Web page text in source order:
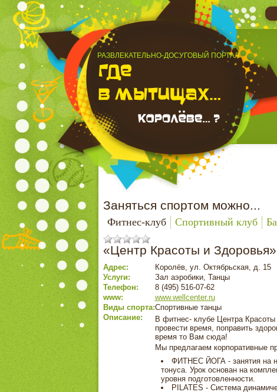
РАЗВЛЕКАТЕЛЬНО-ДОСУГОВЫЙ ПОРТАЛ
Заняться спортом можно...
Фитнес-клуб Спортивный клуб
«Центр Красоты и Здоровья»
Адрес: Королёв, ул. Октябрьская, д. 15
Услуги:
Зал аэробики, Танцы
Телефон:
8 (495) 516-07-62
www:
www.wellcenter.ru
Виды спорта:Спортивные танцы
Описание:
В фитнес- клубе Центра
провести время, поправить
время то Вам сюда!
Мы предлагаем корпоративные
ФИТНЕС ЙОГА - занятия на
тонуса. Урок основан на
уровня подготовленности.
PILATES - Система